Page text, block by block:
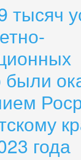
тысяч
были
года